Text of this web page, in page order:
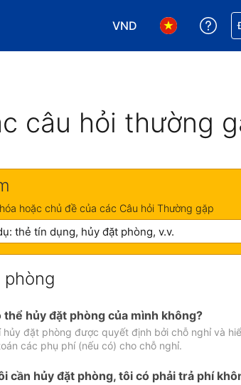
VND
Chọn loại tiền tệ của
Chọn ngôn
câu hỏi thường
hoặc chủ đề của các Câu hỏi Thường gặp
phòng
thể hủy đặt phòng của mình không?
hủy đặt phòng được quyết định bởi chỗ nghỉ và
các phụ phí (nếu có) cho chỗ nghỉ.
cần hủy đặt phòng, tôi có phải trả phí